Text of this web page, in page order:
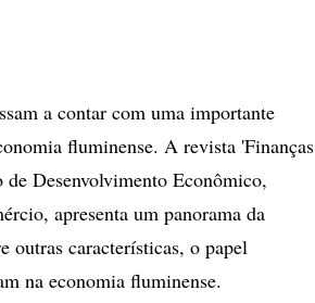
a contar com uma importante
fluminense. A revista 'Finanças
Desenvolvimento Econômico,
apresenta um panorama da
outras características, o papel
na economia fluminense.